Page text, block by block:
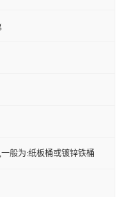
般为:纸板桶或镀锌铁桶